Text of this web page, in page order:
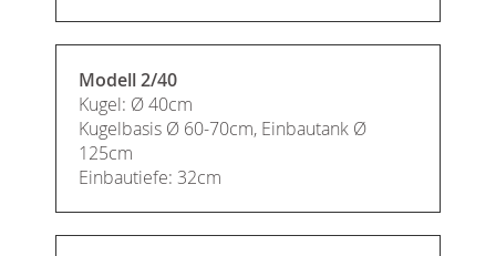
Modell 2/40
Kugel: Ø 40cm
Kugelbasis Ø 60-70cm, Einbautank Ø
125cm
Einbautiefe: 32cm